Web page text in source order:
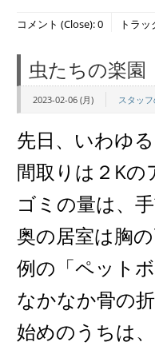
コメント (Close):0 トラ
虫たちの楽園
2023-02-06 (月) スタッ
先日、いわゆ
間取りは２Kの
ゴミの量は、
奥の居室は胸
例の「ペット
なかなか骨の
始めのうちは